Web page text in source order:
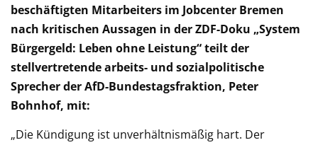
beschäftigten Mitarbeiters im Jobcenter Bremen
nach kritischen Aussagen in der ZDF-Doku „System
Bürgergeld: Leben ohne Leistung“ teilt der
stellvertretende arbeits- und sozialpolitische
Sprecher der AfD-Bundestagsfraktion, Peter
Bohnhof, mit:
„Die Kündigung ist unverhältnismäßig hart. Der